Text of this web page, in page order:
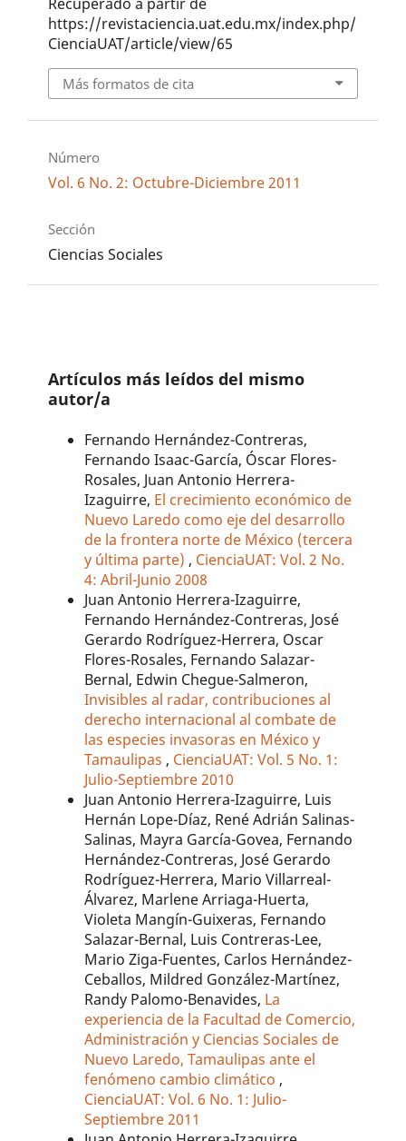
https://revistaciencia.uat.edu.mx/index.php/
CienciaUAT/article/view/65
Más formatos de cita
Número
Vol. 6 No. 2: Octubre-Diciembre 2011
Sección
Ciencias Sociales
Artículos más leídos del mismo
autor/a
Fernando Hernández-Contreras,
Fernando Isaac-García, Óscar Flores-
Rosales, Juan Antonio Herrera-
Izaguirre, El crecimiento económico de
Nuevo Laredo como eje del desarrollo
de la frontera norte de México (tercera
y última parte) , CienciaUAT: Vol. 2 No.
4: Abril-Junio 2008
Juan Antonio Herrera-Izaguirre,
Fernando Hernández-Contreras, José
Gerardo Rodríguez-Herrera, Oscar
Flores-Rosales, Fernando Salazar-
Bernal, Edwin Chegue-Salmeron,
Invisibles al radar, contribuciones al
derecho internacional al combate de
las especies invasoras en México y
Tamaulipas , CienciaUAT: Vol. 5 No. 1:
Julio-Septiembre 2010
Juan Antonio Herrera-Izaguirre, Luis
Hernán Lope-Díaz, René Adrián Salinas-
Salinas, Mayra García-Govea, Fernando
Hernández-Contreras, José Gerardo
Rodríguez-Herrera, Mario Villarreal-
Álvarez, Marlene Arriaga-Huerta,
Violeta Mangín-Guixeras, Fernando
Salazar-Bernal, Luis Contreras-Lee,
Mario Ziga-Fuentes, Carlos Hernández-
Ceballos, Mildred González-Martínez,
Randy Palomo-Benavides, La
experiencia de la Facultad de Comercio,
Administración y Ciencias Sociales de
Nuevo Laredo, Tamaulipas ante el
fenómeno cambio climático ,
CienciaUAT: Vol. 6 No. 1: Julio-
Septiembre 2011